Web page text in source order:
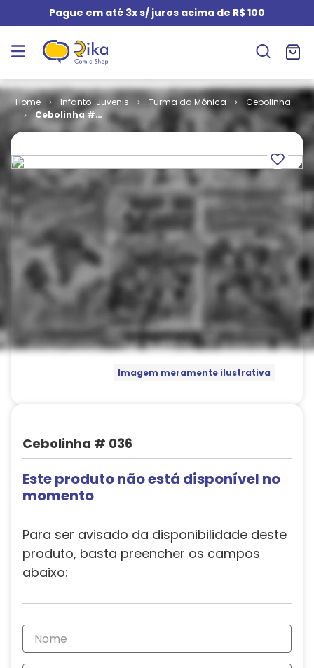
Pague em até 3x s/ juros acima de R$ 100
Infanto-Juvenis Turma da Mônica
Cebolinha
Cebolinha #
036
Imagem meramente ilustrativa
Cebolinha # 036
Este produto não está disponível no
momento
Para ser avisado da disponibilidade deste
produto, basta preencher os campos
abaixo: